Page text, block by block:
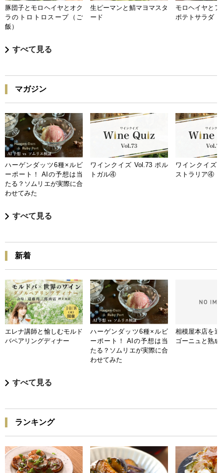
豚団子とモロヘイヤとオク
ラのトロトロスープ（ご
飯）
生ピーマンと鯖マヨマスタ
ード
モロヘイヤと
ポテトサラダ
すべて見る
マガジン
ハーゲンダッツ6種×ルビ
ーポート！ AIの予想は当
たる？ソムリエが実際に合
わせてみた
ワインクイズ Vol.73 ポル
トガル④
ワインクイズ
ストラリア④
すべて見る
新着
エレナ講師と愉しむモルド
バペアリングディナー
ハーゲンダッツ6種×ルビ
ーポート！ AIの予想は当
たる？ソムリエが実際に合
わせてみた
相模屋本店を
ゴーニュと熟
すべて見る
ランキング